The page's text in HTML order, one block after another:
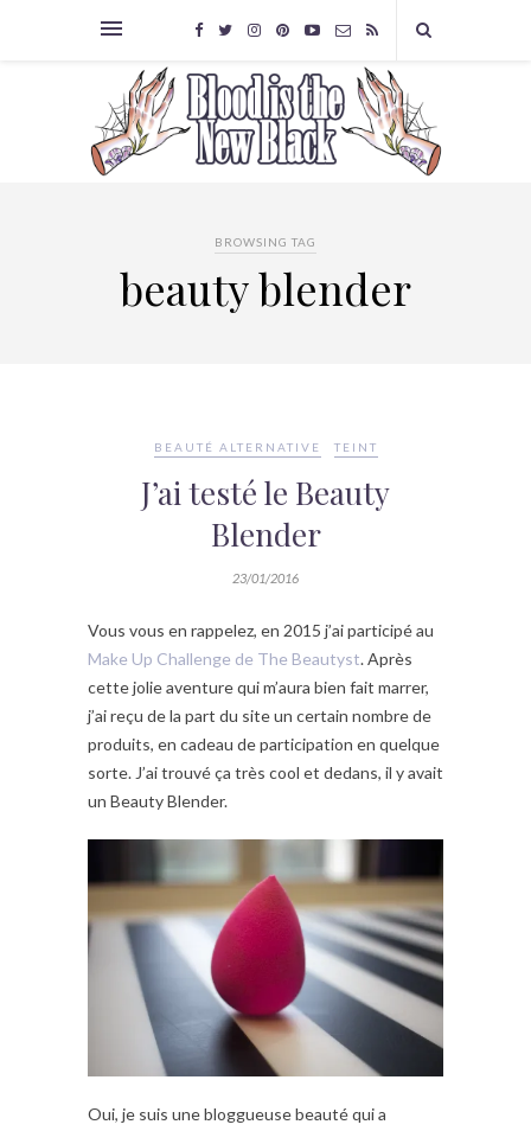
BROWSING TAG
beauty blender
BEAUTÉ ALTERNATIVE TEINT
J’ai testé le Beauty
Blender
23/01/2016
Vous vous en rappelez, en 2015 j’ai participé au
Make Up Challenge de The Beautyst. Après
cette jolie aventure qui m’aura bien fait marrer,
j’ai reçu de la part du site un certain nombre de
produits, en cadeau de participation en quelque
sorte. J’ai trouvé ça très cool et dedans, il y avait
un Beauty Blender.
Oui, je suis une bloggueuse beauté qui a